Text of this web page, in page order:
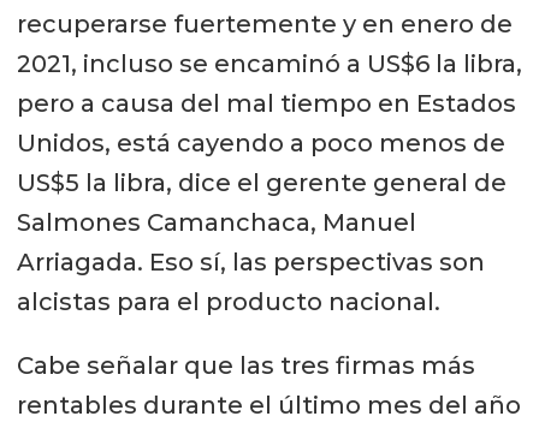
recuperarse fuertemente y en enero de
2021, incluso se encaminó a US$6 la libra,
pero a causa del mal tiempo en Estados
Unidos, está cayendo a poco menos de
US$5 la libra, dice el gerente general de
Salmones Camanchaca, Manuel
Arriagada. Eso sí, las perspectivas son
alcistas para el producto nacional.
Cabe señalar que las tres firmas más
rentables durante el último mes del año